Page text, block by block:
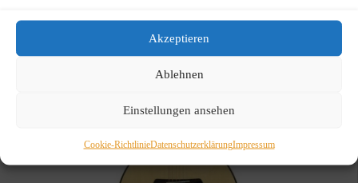
Akzeptieren
Ablehnen
Einstellungen ansehen
Cookie-RichtlinieDatenschutzerklärungImpressum